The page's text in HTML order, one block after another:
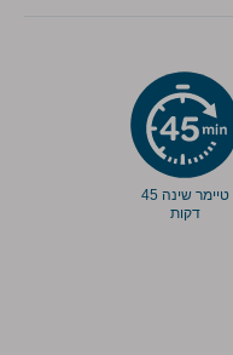
טיימר שינה 45
דקות